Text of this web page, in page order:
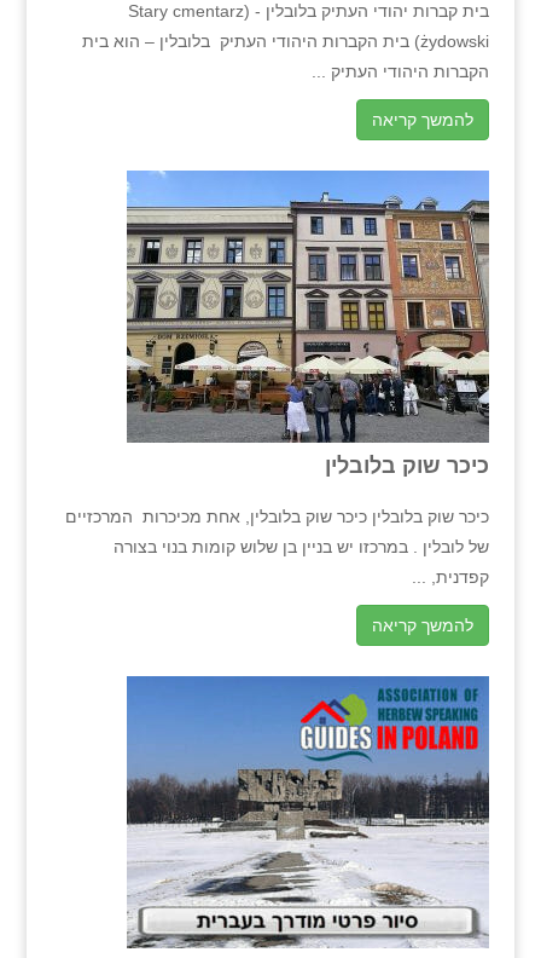
בית קברות יהודי העתיק בלובלין - (Stary cmentarz
żydowski) בית הקברות היהודי העתיק בלובלין – הוא בית
הקברות היהודי העתיק ...
להמשך קריאה
כיכר שוק בלובלין
כיכר שוק בלובלין כיכר שוק בלובלין, אחת מכיכרות המרכזיים
של לובלין . במרכזו יש בניין בן שלוש קומות בנוי בצורה
קפדנית, ...
להמשך קריאה